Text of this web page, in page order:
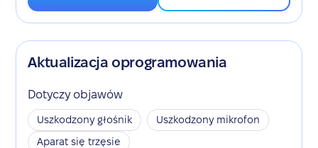
Aktualizacja oprogramowania
Dotyczy objawów
Uszkodzony głośnik
Uszkodzony mikrofon
Aparat się trzęsie